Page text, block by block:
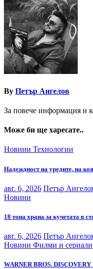
By Петър Ангелов
За повече информация и
Може би ще харесате..
Новини Технологии
Надеждност на уредите, на
авг. 6, 2026 Петър
Новини
18 тона храна за кучетата в
авг. 6, 2026 Петър
Новини Филми и сериали
WARNER BROS.